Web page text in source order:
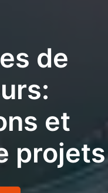
de
et
projets